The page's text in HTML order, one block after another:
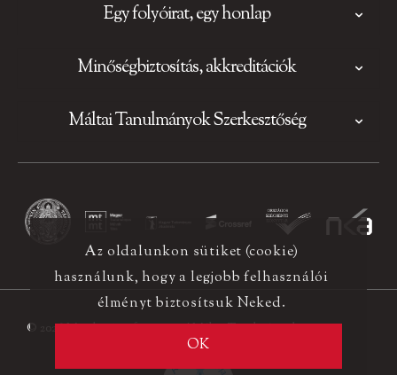
Egy folyóirat, egy honlap
Minőségbiztosítás, akkreditációk
Máltai Tanulmányok Szerkesztőség
© 2026 Minden jog fenntartva! Máltai Tanulmányok
Az oldalunkon sütiket (cookie)
használunk, hogy a legjobb felhasználói
élményt biztosítsuk Neked.
OK